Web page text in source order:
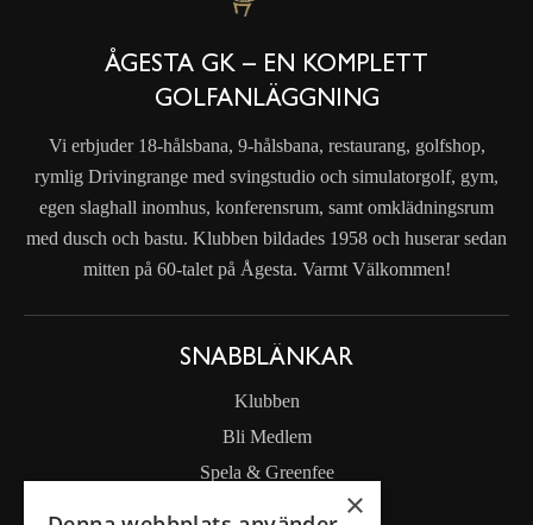
SNABBLÄNKAR
Klubben
Bli Medlem
Spela & Greenfee
ÅGESTA GK – EN KOMPLETT
GOLFANLÄGGNING
Vi erbjuder 18-hålsbana, 9-hålsbana, restaurang, golfshop,
rymlig Drivingrange med svingstudio och simulatorgolf, gym,
egen slaghall inomhus, konferensrum, samt omklädningsrum
med dusch och bastu. Klubben bildades 1958 och huserar sedan
mitten på 60-talet på Ågesta. Varmt Välkommen!
×